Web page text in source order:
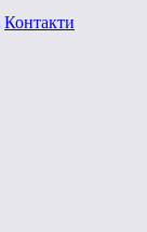
Контакти